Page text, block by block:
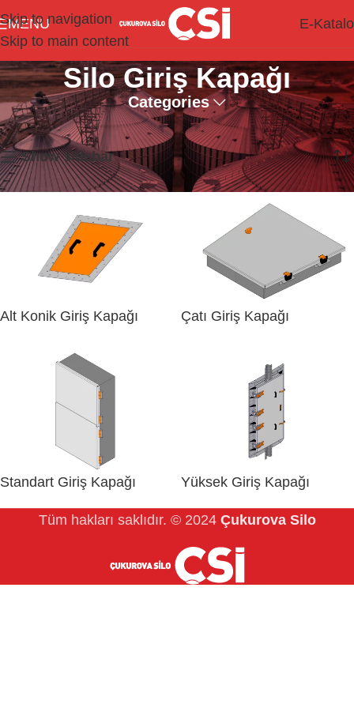
Skip to navigation
Skip to main content
MENU E-
Silo Giriş Kapağı
Categories
4 sonucun tümü gösteriliyor
Show sidebar
Alt Konik Giriş Kapağı Çatı Giriş Kapağı
Standart Giriş Kapağı Yüksek Giriş Kapağı
Tüm hakları saklıdır. © 2024 Çukurova Silo